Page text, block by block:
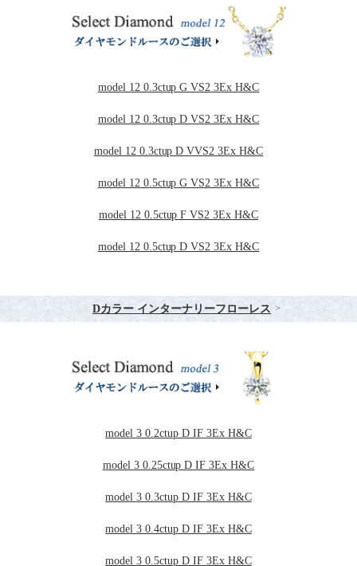
model 12 0.3ctup G VS2 3Ex H&C
model 12 0.3ctup D VS2 3Ex H&C
model 12 0.3ctup D VVS2 3Ex H&C
model 12 0.5ctup G VS2 3Ex H&C
model 12 0.5ctup F VS2 3Ex H&C
model 12 0.5ctup D VS2 3Ex H&C
Dカラー インターナリーフローレス
model 3 0.2ctup D IF 3Ex H&C
model 3 0.25ctup D IF 3Ex H&C
model 3 0.3ctup D IF 3Ex H&C
model 3 0.4ctup D IF 3Ex H&C
model 3 0.5ctup D IF 3Ex H&C